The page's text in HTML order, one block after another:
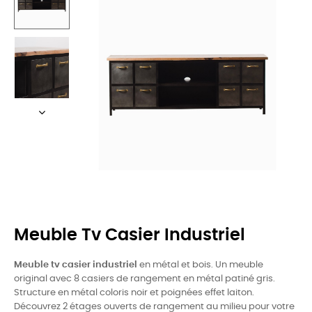
Meuble Tv Casier Industriel
Meuble tv casier industriel en métal et bois. Un meuble
original avec 8 casiers de rangement en métal patiné gris.
Structure en métal coloris noir et poignées effet laiton.
Découvrez 2 étages ouverts de rangement au milieu pour votre